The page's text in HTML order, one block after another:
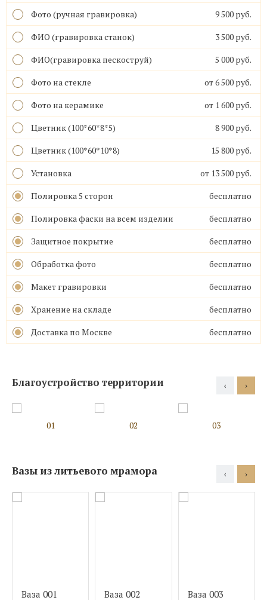
Благоустройство территории
01 02 03
‹ ›
Вазы из литьевого мрамора
Ваза 001 Ваза 002 Ваза 003
‹ ›
Фото (ручная гравировка)
9 500 руб.
ФИО (гравировка станок)
3 500 руб.
ФИО(гравировка пескоструй)
5 000 руб.
Фото на стекле
от 6 500 руб.
Фото на керамике
от 1 600 руб.
Цветник (100*60*8*5)
8 900 руб.
Цветник (100*60*10*8)
15 800 руб.
Установка
от 13 500 руб.
Полировка 5 сторон
бесплатно
Полировка фаски на всем изделии
бесплатно
Защитное покрытие
бесплатно
Обработка фото
бесплатно
Макет гравировки
бесплатно
Хранение на складе
бесплатно
Доставка по Москве
бесплатно